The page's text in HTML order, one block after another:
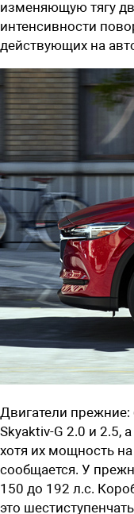
изменяющую тягу
интенсивности
действующих на
Двигатели
Skyaktiv-G 2.0 и 2.5,
хотя их мощность
сообщается. У
150 до 192 л.с.
это